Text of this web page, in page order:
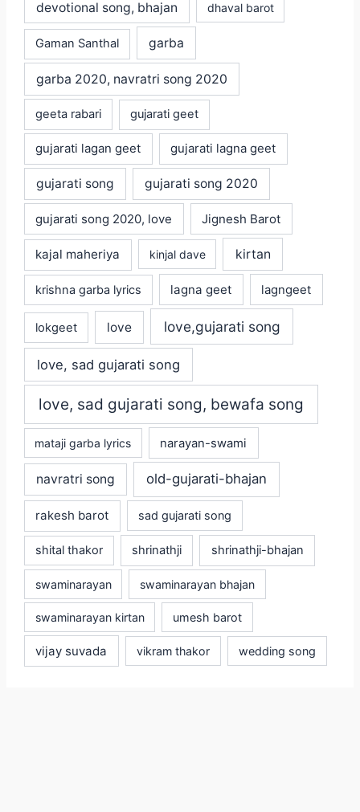
devotional song, bhajan dhaval barot
Gaman Santhal garba
garba 2020, navratri song 2020
geeta rabari gujarati geet
gujarati lagan geet gujarati lagna geet
gujarati song gujarati song 2020
gujarati song 2020, love Jignesh Barot
kajal maheriya kinjal dave kirtan
krishna garba lyrics lagna geet lagngeet
lokgeet love love,gujarati song
love, sad gujarati song
love, sad gujarati song, bewafa song
mataji garba lyrics narayan-swami
navratri song old-gujarati-bhajan
rakesh barot sad gujarati song
shital thakor shrinathji shrinathji-bhajan
swaminarayan swaminarayan bhajan
swaminarayan kirtan umesh barot
vijay suvada vikram thakor wedding song